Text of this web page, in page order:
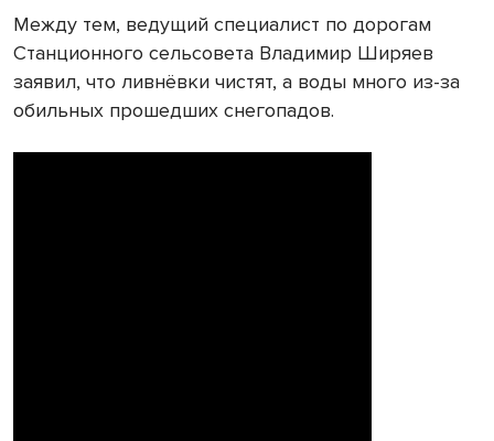
Между тем, ведущий специалист по дорогам
Станционного сельсовета Владимир Ширяев
заявил, что ливнёвки чистят, а воды много из-за
обильных прошедших снегопадов.